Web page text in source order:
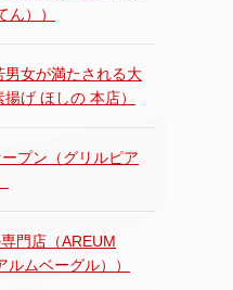
ん））
女が満たされる大
げ ほしの 本店）
プン（グリルピア
門店（AREUM
ムベーグル））